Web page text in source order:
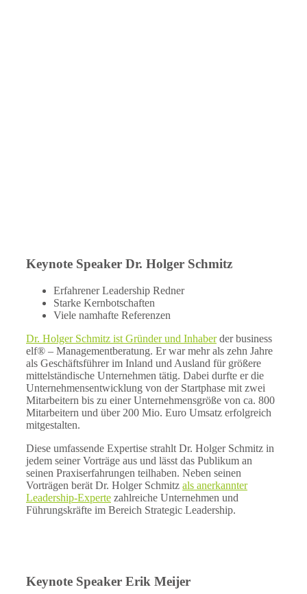
Keynote Speaker Dr. Holger Schmitz
Erfahrener Leadership Redner
Starke Kernbotschaften
Viele namhafte Referenzen
Dr. Holger Schmitz ist Gründer und Inhaberder business
elf® – Managementberatung. Er war mehr als zehn Jahre
als Geschäftsführer im Inland und Ausland für größere
mittelständische Unternehmen tätig. Dabei durfte er die
Unternehmensentwicklung von der Startphase mit zwei
Mitarbeitern bis zu einer Unternehmensgröße von ca. 800
Mitarbeitern und über 200 Mio. Euro Umsatz erfolgreich
mitgestalten.
Diese umfassende Expertise strahlt Dr. Holger Schmitz in
jedem seiner Vorträge aus und lässt das Publikum an
seinen Praxiserfahrungen teilhaben. Neben seinen
Vorträgen berät Dr. Holger Schmitz als anerkannter
Leadership-Experte zahlreiche Unternehmen und
Führungskräfte im Bereich Strategic Leadership.
Keynote Speaker Erik Meijer